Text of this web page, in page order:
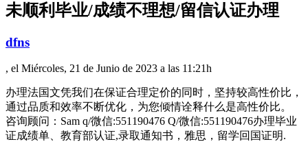
未顺利毕业/成绩不理想/留信认证办理
dfns
, el Miércoles, 21 de Junio de 2023 a las 11:21h
办理法国文凭我们在保证合理定价的同时，坚持较高性价比，
通过品质和效率不断优化，为您倾情诠释什么是高性价比。
咨询顾问：Sam q/微信:551190476 Q/微信:551190476办理毕业
证成绩单、教育部认证,录取通知书，雅思，留学回国证明.